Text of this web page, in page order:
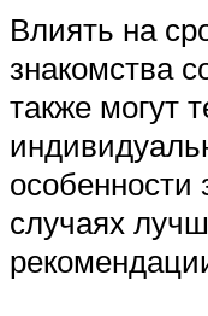
Влиять на
знакомства
также могут
случаях